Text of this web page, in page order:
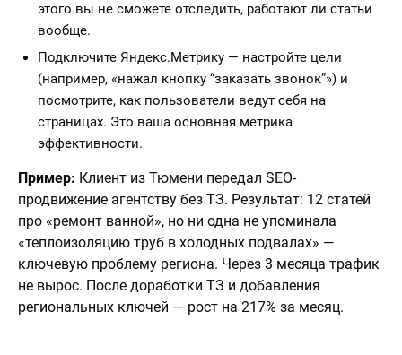
этого вы не сможете отследить, работают ли статьи
вообще.
Подключите Яндекс.Метрику — настройте цели
(например, «нажал кнопку “заказать звонок”») и
посмотрите, как пользователи ведут себя на
страницах. Это ваша основная метрика
эффективности.
Пример: Клиент из Тюмени передал SEO-
продвижение агентству без ТЗ. Результат: 12 статей
про «ремонт ванной», но ни одна не упоминала
«теплоизоляцию труб в холодных подвалах» —
ключевую проблему региона. Через 3 месяца трафик
не вырос. После доработки ТЗ и добавления
региональных ключей — рост на 217% за месяц.